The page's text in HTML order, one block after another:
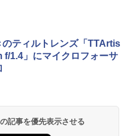
のティルトレンズ「TTArtis
f/1.4」にマイクロフォーサ
記事を優先表示させる